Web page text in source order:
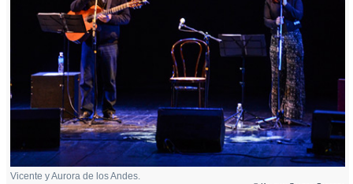
Vicente y Aurora de los Andes.